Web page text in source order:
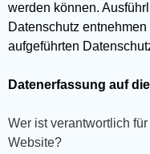
werden können.
Datenschutz
aufgeführten
Datenerfassung auf
Wer ist verantwortlich
Website?